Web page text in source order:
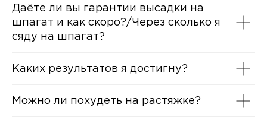
Даёте ли вы гарантии высадки на
шпагат и как скоро?/Через сколько я
сяду на шпагат?
Каких результатов я достигну?
Можно ли похудеть на растяжке?